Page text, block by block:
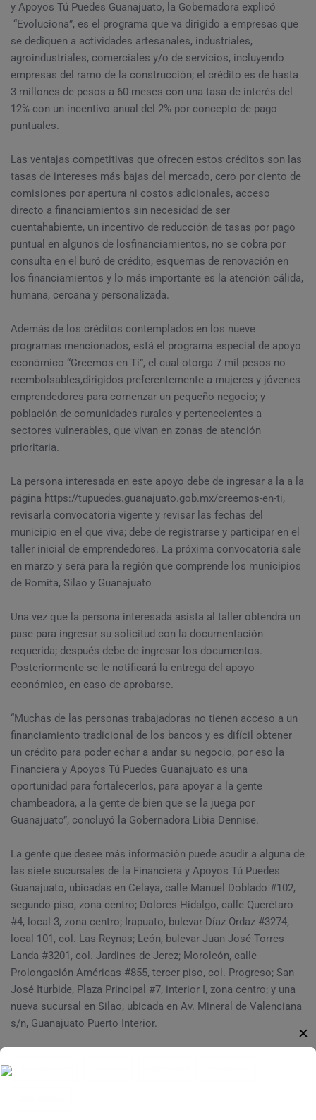
y Apoyos Tú Puedes Guanajuato, la Gobernadora explicó
“Evoluciona”, es el programa que va dirigido a empresas que
se dediquen a actividades artesanales, industriales,
agroindustriales, comerciales y/o de servicios, incluyendo
empresas del ramo de la construcción; el crédito es de hasta
3 millones de pesos a 60 meses con una tasa de interés del
12% con un incentivo anual del 2% por concepto de pago
puntuales.
Las ventajas competitivas que ofrecen estos créditos son las
tasas de intereses más bajas del mercado, cero por ciento de
comisiones por apertura ni costos adicionales, acceso
directo a financiamientos sin necesidad de ser
cuentahabiente, un incentivo de reducción de tasas por pago
puntual en algunos de losfinanciamientos, no se cobra por
consulta en el buró de crédito, esquemas de renovación en
los financiamientos y lo más importante es la atención cálida,
humana, cercana y personalizada.
Además de los créditos contemplados en los nueve
programas mencionados, está el programa especial de apoyo
económico “Creemos en Ti”, el cual otorga 7 mil pesos no
reembolsables,dirigidos preferentemente a mujeres y jóvenes
emprendedores para comenzar un pequeño negocio; y
población de comunidades rurales y pertenecientes a
sectores vulnerables, que vivan en zonas de atención
prioritaria.
La persona interesada en este apoyo debe de ingresar a la a la
página https://tupuedes.guanajuato.gob.mx/creemos-en-ti,
revisarla convocatoria vigente y revisar las fechas del
municipio en el que viva; debe de registrarse y participar en el
taller inicial de emprendedores. La próxima convocatoria sale
en marzo y será para la región que comprende los municipios
de Romita, Silao y Guanajuato
Una vez que la persona interesada asista al taller obtendrá un
pase para ingresar su solicitud con la documentación
requerida; después debe de ingresar los documentos.
Posteriormente se le notificará la entrega del apoyo
económico, en caso de aprobarse.
“Muchas de las personas trabajadoras no tienen acceso a un
financiamiento tradicional de los bancos y es difícil obtener
un crédito para poder echar a andar su negocio, por eso la
Financiera y Apoyos Tú Puedes Guanajuato es una
oportunidad para fortalecerlos, para apoyar a la gente
chambeadora, a la gente de bien que se la juega por
Guanajuato”, concluyó la Gobernadora Libia Dennise.
La gente que desee más información puede acudir a alguna de
las siete sucursales de la Financiera y Apoyos Tú Puedes
Guanajuato, ubicadas en Celaya, calle Manuel Doblado #102,
segundo piso, zona centro; Dolores Hidalgo, calle Querétaro
#4, local 3, zona centro; Irapuato, bulevar Díaz Ordaz #3274,
local 101, col. Las Reynas; León, bulevar Juan José Torres
Landa #3201, col. Jardines de Jerez; Moroleón, calle
Prolongación Américas #855, tercer piso, col. Progreso; San
José Iturbide, Plaza Principal #7, interior I, zona centro; y una
nueva sucursal en Silao, ubicada en Av. Mineral de Valenciana
s/n, Guanajuato Puerto Interior.
✕